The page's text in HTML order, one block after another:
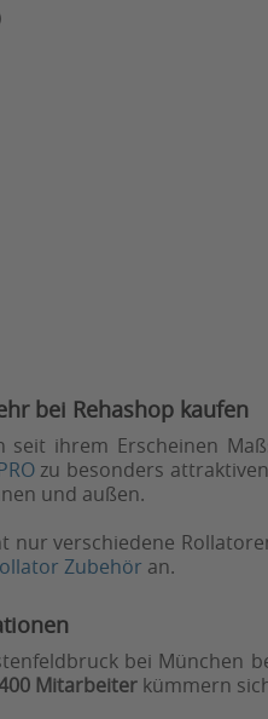
bei Rehashop kaufen
seit ihrem Erscheinen
zu besonders
und außen.
nur verschiedene
Zubehör an.
bei München
Mitarbeiter kümmern